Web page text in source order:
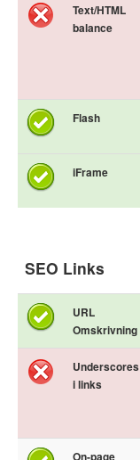
Text/HTML
balance
Flash
iFrame
SEO Links
URL
Omskrivning
Underscores
i links
On-page